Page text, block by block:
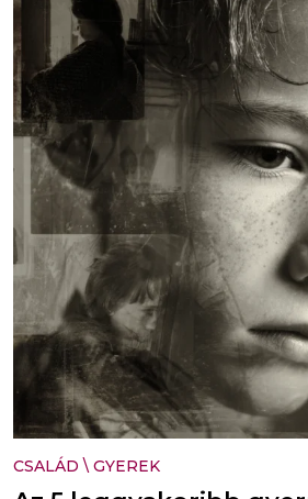
CSALÁD \ GYEREK